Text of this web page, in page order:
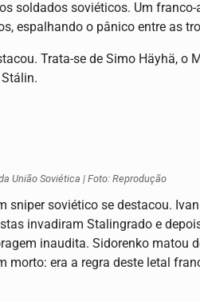
soldados soviéticos. Um
espalhando o pânico entre as
Trata-se de Simo Häyhä, o
União Soviética | Foto: Reprodução
sniper soviético se destacou.
invadiram Stalingrado e
inaudita. Sidorenko matou
era a regra deste letal